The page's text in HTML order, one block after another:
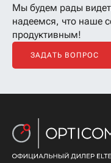
Мы будем рады
надеемся, что наше
продуктивным!
ЗАДАТЬ ВОПРОС